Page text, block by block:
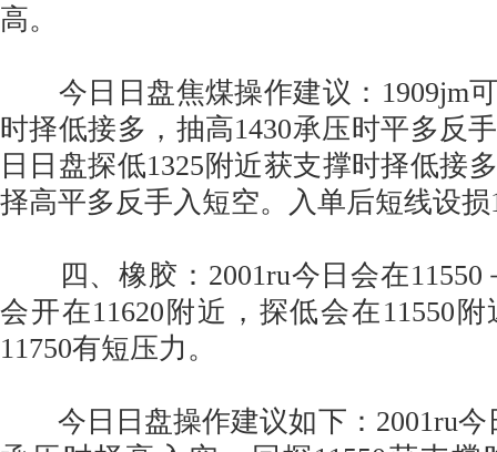
高。
今日日盘焦煤操作建议：1909jm可
时择低接多，抽高1430承压时平多反
日日盘探低1325附近获支撑时择低接
择高平多反手入短空。入单后短线设损
四、橡胶：2001ru今日会在11550
会开在11620附近，探低会在11550
11750有短压力。
今日日盘操作建议如下：2001ru今